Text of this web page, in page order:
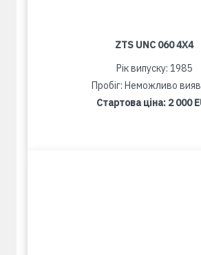
ZTS UNC 060 4X4
Рік випуску: 1985
Пробіг: Неможливо
Стартова ціна: 2 000